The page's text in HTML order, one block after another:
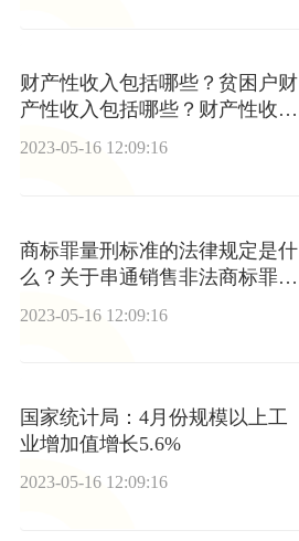
财产性收入包括哪些？贫困户财
产性收入包括哪些？财产性收入
的意义有哪些？
2023-05-16 12:09:16
商标罪量刑标准的法律规定是什
么？关于串通销售非法商标罪量
2023-05-16 12:09:16
国家统计局：4月份规模以上工
业增加值增长5.6%
2023-05-16 12:09:16